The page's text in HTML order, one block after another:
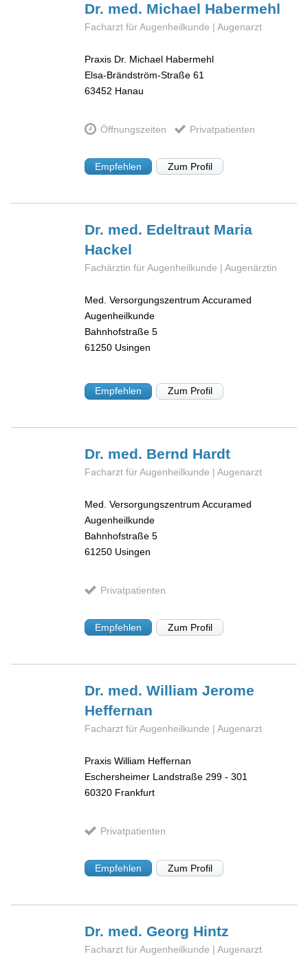
Dr. med. Michael Habermehl
Facharzt für Augenheilkunde | Augenarzt
Praxis Dr. Michael Habermehl
Elsa-Brändström-Straße 61
63452 Hanau
Öffnungszeiten Privatpatienten
Empfehlen Zum Profil
Dr. med. Edeltraut Maria
Hackel
Fachärztin für Augenheilkunde | Augenärztin
Med. Versorgungszentrum Accuramed
Augenheilkunde
Bahnhofstraße 5
61250 Usingen
Empfehlen Zum Profil
Dr. med. Bernd Hardt
Facharzt für Augenheilkunde | Augenarzt
Med. Versorgungszentrum Accuramed
Augenheilkunde
Bahnhofstraße 5
61250 Usingen
Privatpatienten
Empfehlen Zum Profil
Dr. med. William Jerome
Heffernan
Facharzt für Augenheilkunde | Augenarzt
Praxis William Heffernan
Eschersheimer Landstraße 299 - 301
60320 Frankfurt
Privatpatienten
Empfehlen Zum Profil
Dr. med. Georg Hintz
Facharzt für Augenheilkunde | Augenarzt